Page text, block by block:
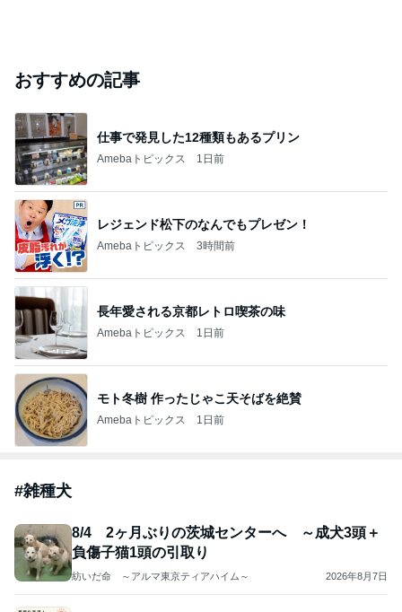
おすすめの記事
仕事で発見した12種類もあるプリン
Amebaトピックス 1日前
レジェンド松下のなんでもプレゼン！
Amebaトピックス 3時間前
長年愛される京都レトロ喫茶の味
Amebaトピックス 1日前
モト冬樹 作ったじゃこ天そばを絶賛
Amebaトピックス 1日前
#雑種犬
8/4 2ヶ月ぶりの茨城センターへ ～成犬3頭＋
負傷子猫1頭の引取り
紡いだ命 ～アルマ東京ティアハイム～ 2026年8月7日